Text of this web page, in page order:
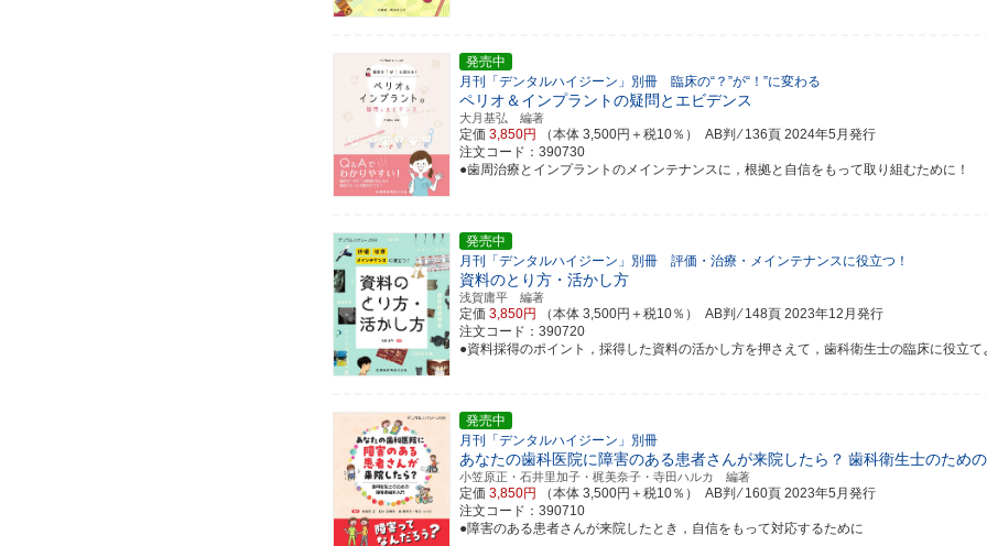
発売中
月刊「デンタルハイジーン」別冊 臨床の“？”が“！”に変わる
ペリオ＆インプラントの疑問とエビデンス
大月基弘 編著
定価 3,850円 （本体 3,500円＋税10％） AB判 ⁄ 136頁 2024年5月発行
注文コード：390730
●歯周治療とインプラントのメインテナンスに，根拠と自信をもって取り組むために！
発売中
月刊「デンタルハイジーン」別冊 評価・治療・メインテナンスに役立つ！
資料のとり方・活かし方
浅賀庸平 編著
定価 3,850円 （本体 3,500円＋税10％） AB判 ⁄ 148頁 2023年12月発行
注文コード：390720
●資料採得のポイント，採得した資料の活かし方を押さえて，歯科衛生士の臨床に役立て
発売中
月刊「デンタルハイジーン」別冊
あなたの歯科医院に障害のある患者さんが来院したら？ 歯科衛生士のため
小笠原正・石井里加子・梶美奈子・寺田ハルカ 編著
定価 3,850円 （本体 3,500円＋税10％） AB判 ⁄ 160頁 2023年5月発行
注文コード：390710
●障害のある患者さんが来院したとき，自信をもって対応するために